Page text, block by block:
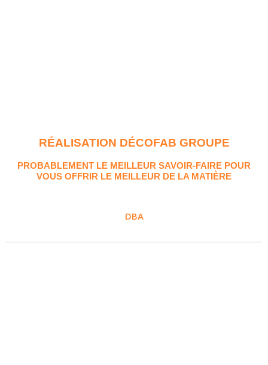
RÉALISATION DÉCOFAB GROUPE
PROBABLEMENT LE MEILLEUR SAVOIR-FAIRE POUR
VOUS OFFRIR LE MEILLEUR DE LA MATIÈRE
DBA